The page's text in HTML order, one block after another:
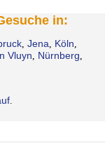
in:
, Jena Köln
Vluyn Nürnberg
.